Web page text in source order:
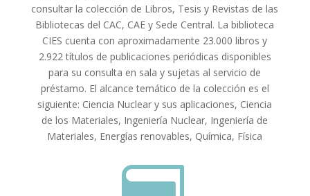
consultar la colección de Libros, Tesis y Revistas de las
Bibliotecas del CAC, CAE y Sede Central. La biblioteca
CIES cuenta con aproximadamente 23.000 libros y
2.922 títulos de publicaciones periódicas disponibles
para su consulta en sala y sujetas al servicio de
préstamo. El alcance temático de la colección es el
siguiente: Ciencia Nuclear y sus aplicaciones, Ciencia
de los Materiales, Ingeniería Nuclear, Ingeniería de
Materiales, Energías renovables, Química, Física